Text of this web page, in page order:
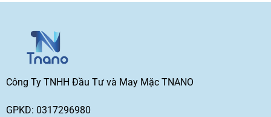
Công Ty TNHH Đầu Tư và May Mặc TNANO
GPKD: 0317296980